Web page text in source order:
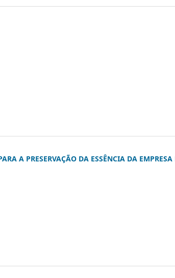
A PRESERVAÇÃO DA ESSÊNCIA DA